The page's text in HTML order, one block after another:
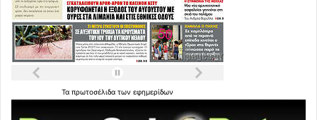
Τα πρωτοσέλιδα των εφημερίδων